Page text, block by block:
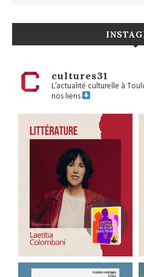
cultures31
L’actualité culturelle à
nos liens